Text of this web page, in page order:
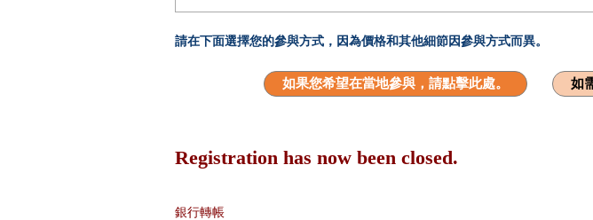
請在下面選擇您的參與方式，因為價格和其他細節因參與方式而異。
如果您希望在當地參與，請點擊此處。 如
Registration has now been closed.
銀行轉帳